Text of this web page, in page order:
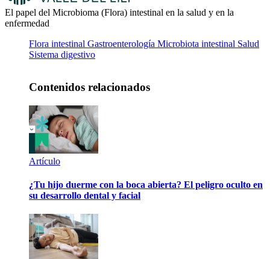
El papel del Microbioma (Flora) intestinal en la salud y en la
enfermedad
Flora intestinal Gastroenterología Microbiota intestinal Salud
Sistema digestivo
Contenidos relacionados
Artículo
¿Tu hijo duerme con la boca abierta? El peligro oculto en
su desarrollo dental y facial